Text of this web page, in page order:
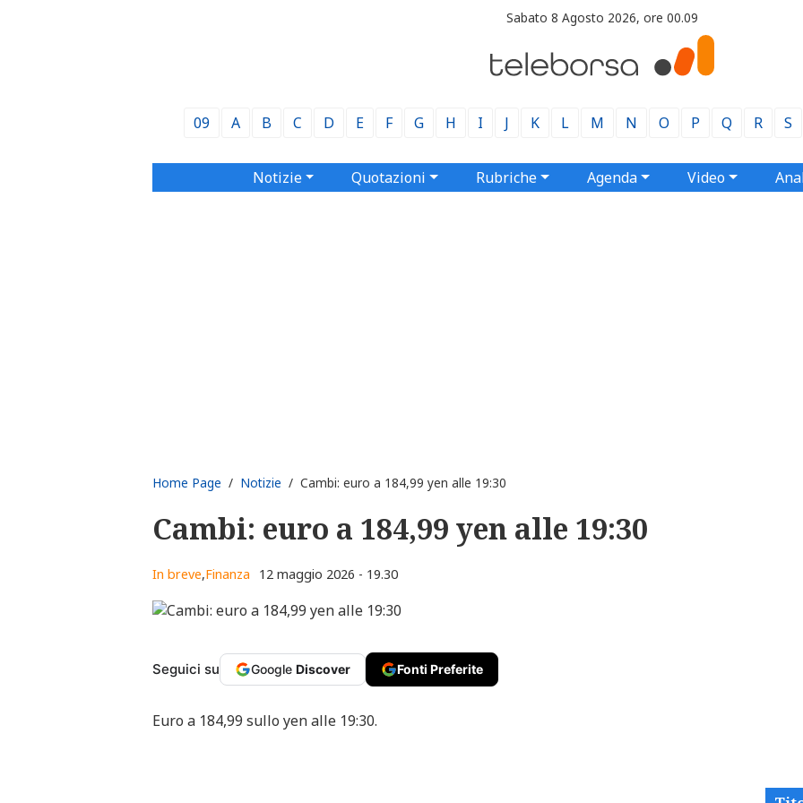
Sabato 8 Agosto 2026, ore 00.09
09 A B C D E F G H I J K L M N O P Q R S
Notizie Quotazioni Rubriche Agenda Video
Home Page / Notizie / Cambi: euro a 184,99 yen alle 19:30
Cambi: euro a 184,99 yen alle 19:30
In breve,Finanza 12 maggio 2026 - 19.30
Seguici su Google Discover Fonti Preferite
Euro a 184,99 sullo yen alle 19:30.